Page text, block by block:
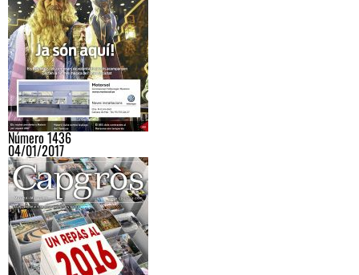
Número 1436
04/01/2017